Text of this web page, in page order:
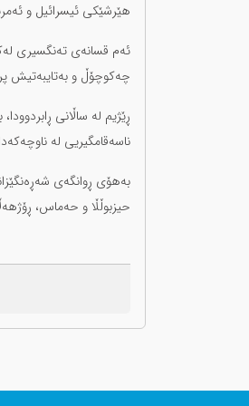
هێرشێکی ئیسرائیل و ئەمریکا لە
ئەم قسانەی تەنگسیری
چەکوچۆڵ و بەتایبەتیش
ڕێژیم لە ساڵانی
ناسەقامگیریی لە
بەهۆی ڕوانگەی
حیزبوڵڵا و حەماس،